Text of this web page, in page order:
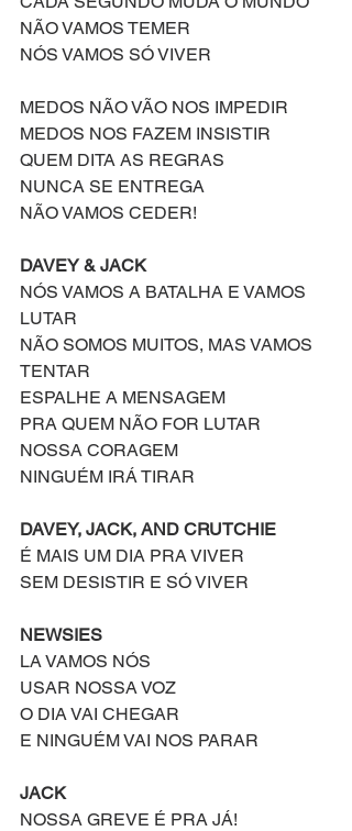
NÃO VAMOS TEMER
NÓS VAMOS SÓ VIVER
MEDOS NÃO VÃO NOS IMPEDIR
MEDOS NOS FAZEM INSISTIR
QUEM DITA AS REGRAS
NUNCA SE ENTREGA
NÃO VAMOS CEDER!
DAVEY & JACK
NÓS VAMOS A BATALHA E VAMOS
LUTAR
NÃO SOMOS MUITOS, MAS VAMOS
TENTAR
ESPALHE A MENSAGEM
PRA QUEM NÃO FOR LUTAR
NOSSA CORAGEM
NINGUÉM IRÁ TIRAR
DAVEY, JACK, AND CRUTCHIE
É MAIS UM DIA PRA VIVER
SEM DESISTIR E SÓ VIVER
NEWSIES
LA VAMOS NÓS
USAR NOSSA VOZ
O DIA VAI CHEGAR
E NINGUÉM VAI NOS PARAR
JACK
NOSSA GREVE É PRA JÁ!